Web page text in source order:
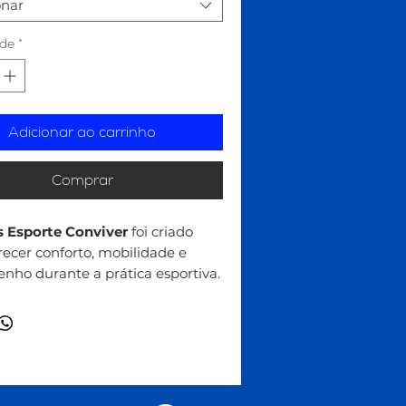
*
Adicionar ao carrinho
Comprar
Esporte Conviverfoi criado
conforto, mobilidade e
durante a prática esportiva.
possui toque suave, excelente
corpo e liberdade de